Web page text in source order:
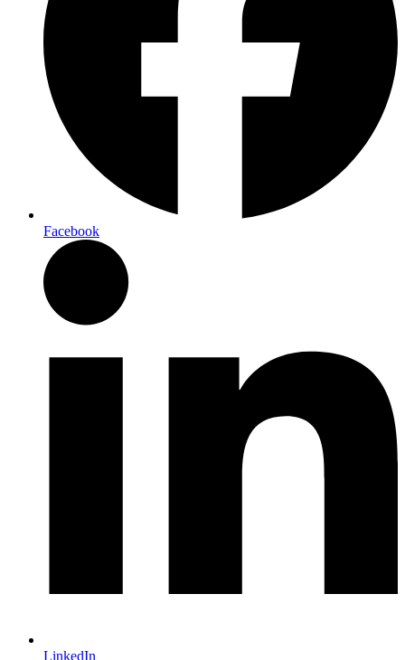
Facebook
LinkedIn